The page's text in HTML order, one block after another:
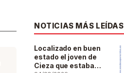
NOTICIAS MÁS LEÍDAS
Localizado en buen
estado el joven de
Cieza que estaba